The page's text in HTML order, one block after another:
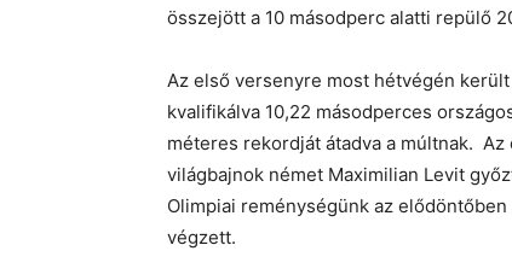
összejött a 10 másodperc alatti repülő
Az első versenyre most hétvégén
kvalifikálva 10,22 másodperces
méteres rekordját átadva a múltnak.
világbajnok német Maximilian Levit
Olimpiai reménységünk az
végzett.